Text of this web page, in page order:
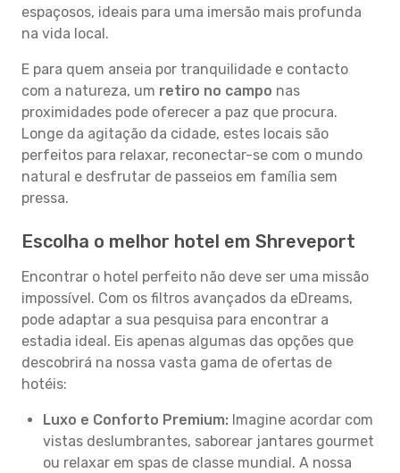
espaçosos, ideais para uma imersão mais profunda
na vida local.
E para quem anseia por tranquilidade e contacto
com a natureza, um retiro no campo nas
proximidades pode oferecer a paz que procura.
Longe da agitação da cidade, estes locais são
perfeitos para relaxar, reconectar-se com o mundo
natural e desfrutar de passeios em família sem
pressa.
Escolha o melhor hotel em Shreveport
Encontrar o hotel perfeito não deve ser uma missão
impossível. Com os filtros avançados da eDreams,
pode adaptar a sua pesquisa para encontrar a
estadia ideal. Eis apenas algumas das opções que
descobrirá na nossa vasta gama de ofertas de
hotéis:
Luxo e Conforto Premium: Imagine acordar com
vistas deslumbrantes, saborear jantares gourmet
ou relaxar em spas de classe mundial. A nossa